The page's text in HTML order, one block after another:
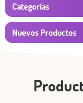
Categorías
Nuevos Productos